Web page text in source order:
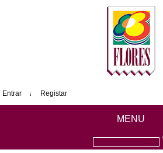
Entrar Registar
MENU